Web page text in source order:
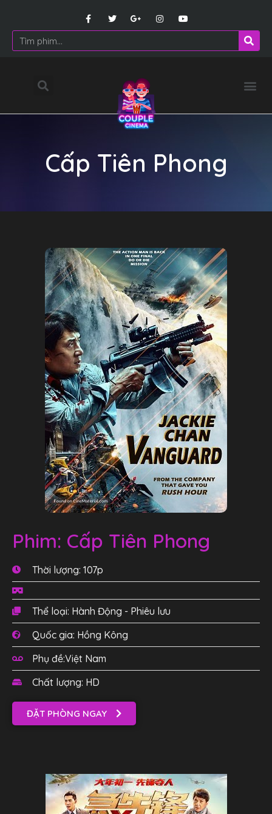
Cấp Tiên Phong
Phim: Cấp Tiên Phong
Thời lượng: 107p
Thể loại: Hành Động - Phiêu lưu
Quốc gia: Hồng Kông
Phụ đề:Việt Nam
Chất lượng: HD
ĐẶT PHÒNG NGAY